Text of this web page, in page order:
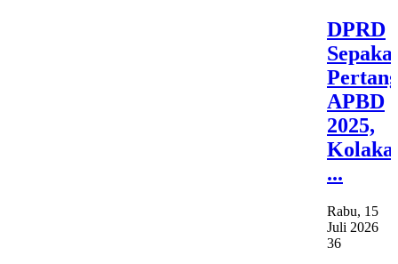
DPRD
APBD
2025,
Kolaka
...
Rabu, 15
Juli 2026
36